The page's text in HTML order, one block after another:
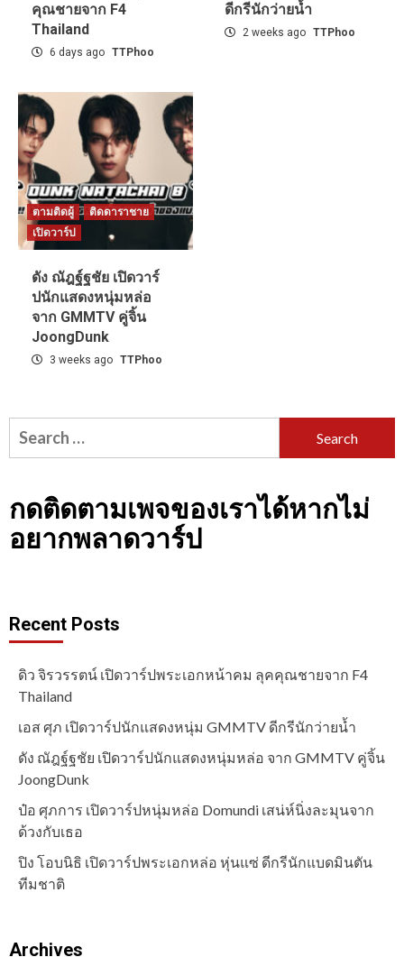
คุณชายจาก F4
Thailand
6 days ago TTPhoo
ดีกรีนักว่ายน้ำ
2 weeks ago TTPhoo
ตามติดผู้
ติดดาราชาย
เปิดวาร์ป
ดัง ณัฎฐ์ฐชัย เปิดวาร์
ปนักแสดงหนุ่มหล่อ
จาก GMMTV คู่จิ้น
JoongDunk
3 weeks ago TTPhoo
Search
for:
กดติดตามเพจของเราได้หากไม่
อยากพลาดวาร์ป
Recent Posts
ดิว จิรวรรตน์ เปิดวาร์ปพระเอกหน้าคม ลุคคุณชายจาก F4
Thailand
เอส ศุภ เปิดวาร์ปนักแสดงหนุ่ม GMMTV ดีกรีนักว่ายน้ำ
ดัง ณัฎฐ์ฐชัย เปิดวาร์ปนักแสดงหนุ่มหล่อ จาก GMMTV คู่จิ้น
JoongDunk
ป๋อ ศุภการ เปิดวาร์ปหนุ่มหล่อ Domundi เสน่ห์นิ่งละมุนจาก
ด้วงกับเธอ
ปิง โอบนิธิ เปิดวาร์ปพระเอกหล่อ หุ่นแซ่ ดีกรีนักแบดมินตัน
ทีมชาติ
Archives